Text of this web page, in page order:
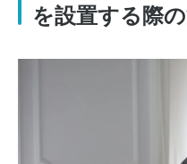
を設置する際